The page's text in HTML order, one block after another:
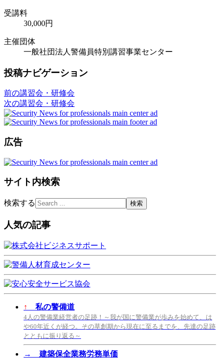
受講料
30,000円
主催団体
一般社団法人警備員特別講習事業センター
投稿ナビゲーション
前の講習会・研修会
次の講習会・研修会
広告
サイト内検索
検索する
人気の記事
↑ 私の警備道
4人の警備業経営者の足跡！～我が国に警備業が歩みを始めて、は
や60年近くが経つ。その草創期から現在に至るまでを、先達の足跡
とともに振り返る～
→ 建築保全業務労務単価